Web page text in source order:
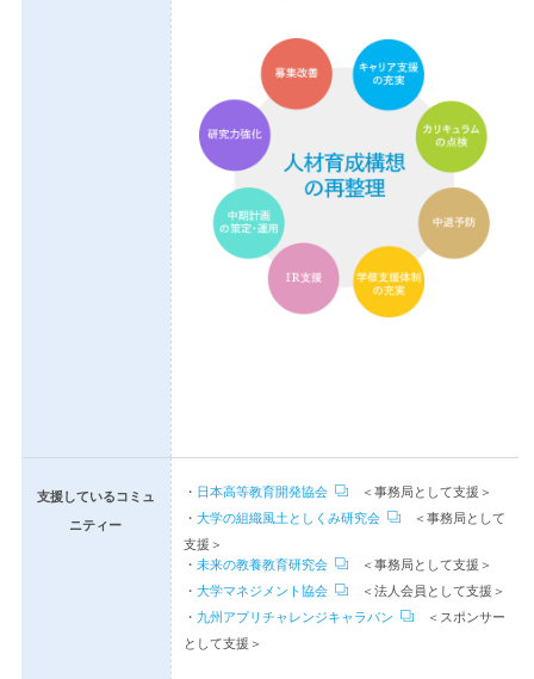
支援しているコミュ
ニティー
・ 日本高等教育開発協会
＜事務局として支援＞
・ 大学の組織風土としくみ研究会
＜事務局として
支援＞
・ 未来の教養教育研究会
＜事務局として支援＞
・ 大学マネジメント協会
＜法人会員として支援＞
・ 九州アプリチャレンジキャラバン
＜スポンサー
として支援＞